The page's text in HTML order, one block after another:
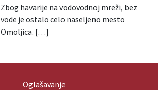
Zbog havarije na vodovodnoj mreži, bez
vode je ostalo celo naseljeno mesto
Omoljica. […]
Oglašavanje